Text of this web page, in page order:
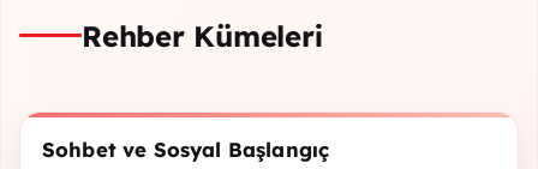
Rehber Kümeleri
Sohbet ve Sosyal Başlangıç